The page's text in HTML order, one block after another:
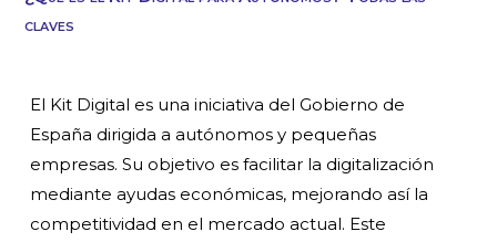
claves
El Kit Digital es una iniciativa del Gobierno de
España dirigida a autónomos y pequeñas
empresas. Su objetivo es facilitar la digitalización
mediante ayudas económicas, mejorando así la
competitividad en el mercado actual. Este